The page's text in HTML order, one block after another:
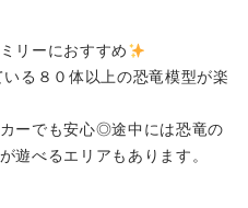
リーにおすすめ
る８０体以上の恐竜模型が楽
ーでも安心◎途中には恐竜の
遊べるエリアもあります。